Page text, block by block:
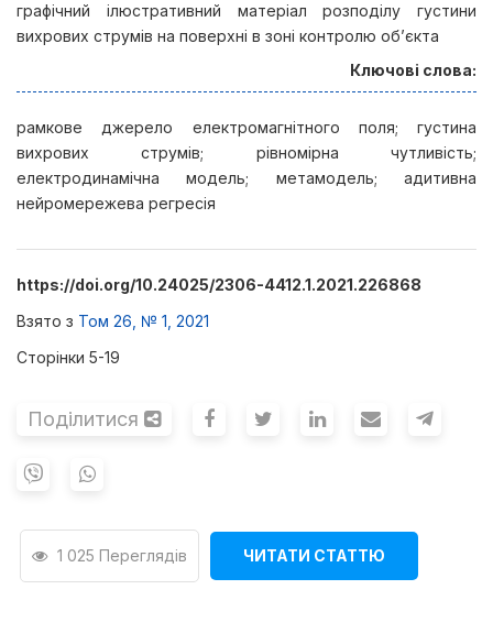
графічний ілюстративний матеріал розподілу густини
вихрових струмів на поверхні в зоні контролю об’єкта
Ключові слова:
рамкове джерело електромагнітного поля; густина
вихрових струмів; рівномірна чутливість;
електродинамічна модель; метамодель; адитивна
нейромережева регресія
https://doi.org/10.24025/2306-4412.1.2021.226868
Взято з Том 26, № 1, 2021
Сторінки 5-19
Поділитися
1 025 Переглядів ЧИТАТИ СТАТТЮ